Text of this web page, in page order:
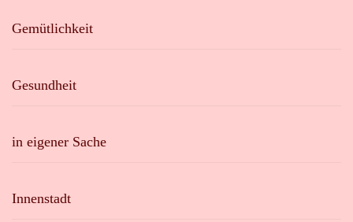
Gemütlichkeit
Gesundheit
in eigener Sache
Innenstadt